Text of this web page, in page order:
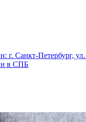
г. Санкт-Петербург,
в СПБ